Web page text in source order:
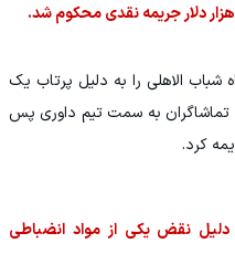
الاهلی را به دلیل پرتاب یک
به سمت تیم داوری پس
دلیل نقض یکی از مواد انضباطی